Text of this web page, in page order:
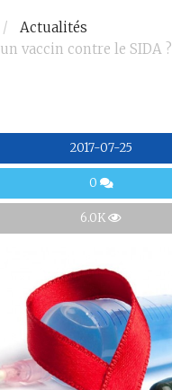
Actualités
vaccin contre le SIDA ?
2017-07-25
0
6.0K